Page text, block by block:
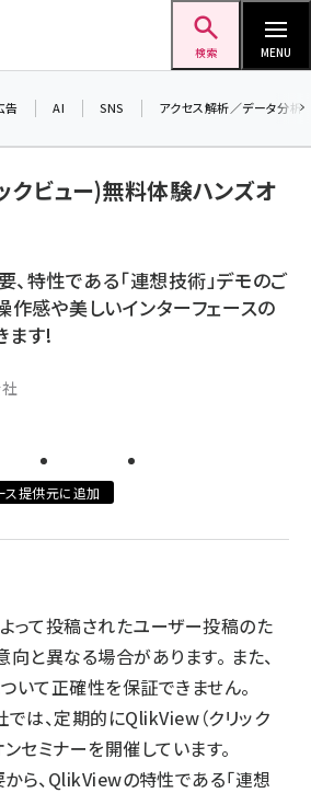
検索 MENU
告 AI SNS アクセス解析／データ分析
ビュー)無料体験ハンズオ
特性である「連想技術」デモのご
感や美しいインターフェースの
ます!
ス提供元に追加
って投稿されたユーザー投稿のた
と異なる場合があります。 また、
いて正確性を保証できません。
は、定期的にQlikView（クリック
セミナーを開催しています。
ら、QlikViewの特性である「連想